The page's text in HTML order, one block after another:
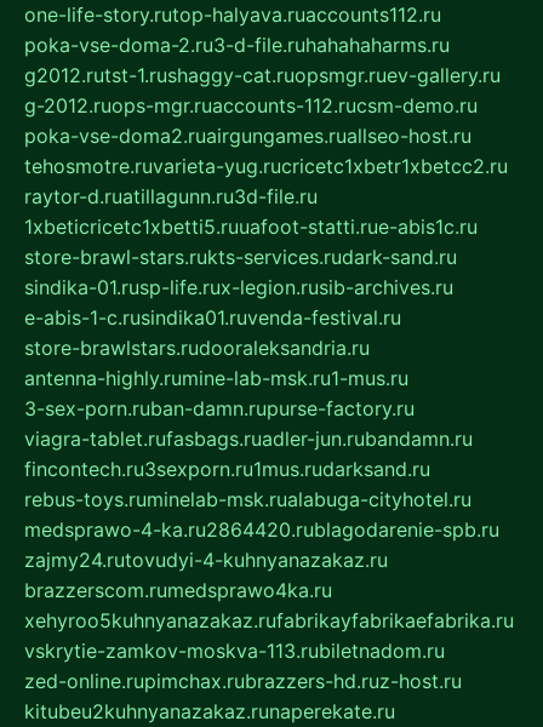
one-life-story.rutop-halyava.ruaccounts112.ru
poka-vse-doma-2.ru3-d-file.ruhahahaharms.ru
g2012.rutst-1.rushaggy-cat.ruopsmgr.ruev-gallery.ru
g-2012.ruops-mgr.ruaccounts-112.rucsm-demo.ru
poka-vse-doma2.ruairgungames.ruallseo-host.ru
tehosmotre.ruvarieta-yug.rucricetc1xbetr1xbetcc2.ru
raytor-d.ruatillagunn.ru3d-file.ru
1xbeticricetc1xbetti5.ruuafoot-statti.rue-abis1c.ru
store-brawl-stars.rukts-services.rudark-sand.ru
sindika-01.rusp-life.rux-legion.rusib-archives.ru
e-abis-1-c.rusindika01.ruvenda-festival.ru
store-brawlstars.rudooraleksandria.ru
antenna-highly.rumine-lab-msk.ru1-mus.ru
3-sex-porn.ruban-damn.rupurse-factory.ru
viagra-tablet.rufasbags.ruadler-jun.rubandamn.ru
fincontech.ru3sexporn.ru1mus.rudarksand.ru
rebus-toys.ruminelab-msk.rualabuga-cityhotel.ru
medsprawo-4-ka.ru2864420.rublagodarenie-spb.ru
zajmy24.rutovudyi-4-kuhnyanazakaz.ru
brazzerscom.rumedsprawo4ka.ru
xehyroo5kuhnyanazakaz.rufabrikayfabrikaefabrika.ru
vskrytie-zamkov-moskva-113.rubiletnadom.ru
zed-online.rupimchax.rubrazzers-hd.ruz-host.ru
kitubeu2kuhnyanazakaz.runaperekate.ru